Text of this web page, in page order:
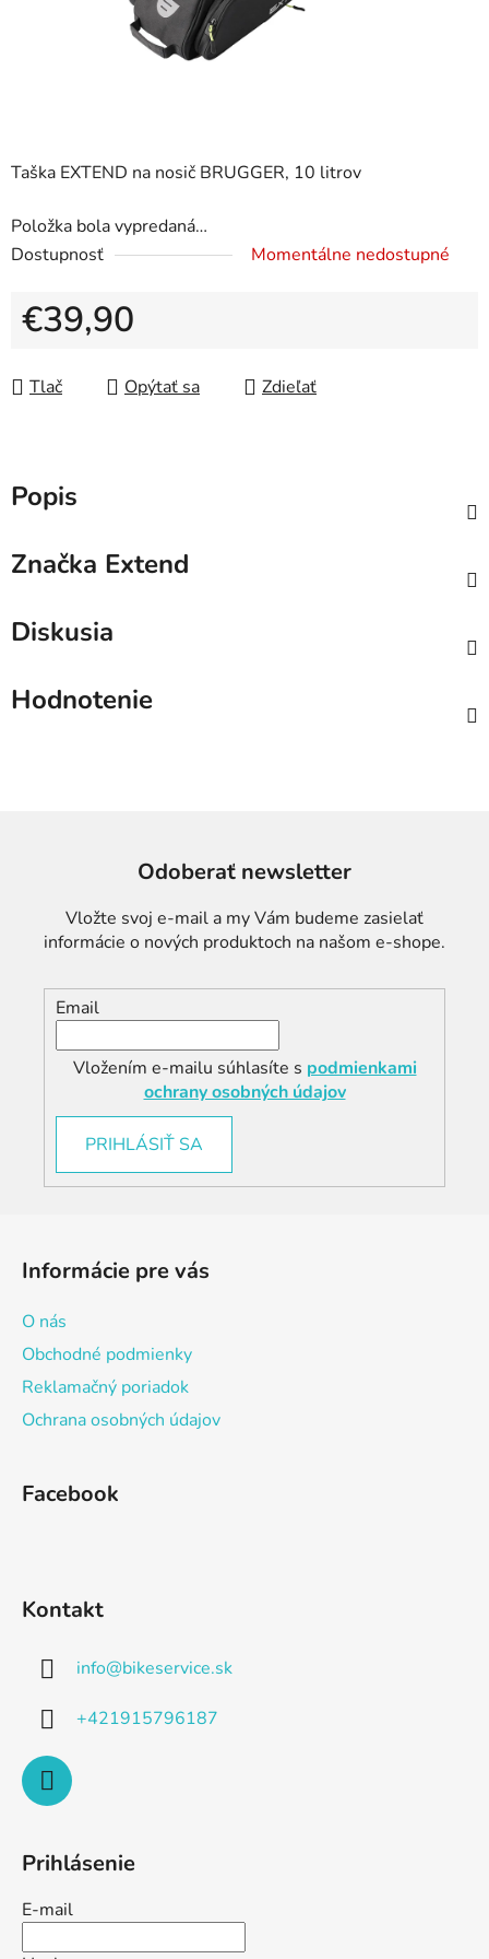
Taška EXTEND na nosič BRUGGER, 10 litrov
Položka bola vypredaná…
Dostupnosť
Momentálne nedostupné
€39,90
Tlač
Opýtať sa Zdieľať
Popis
Značka Extend
Diskusia
Hodnotenie
Odoberať newsletter
Vložte svoj e-mail a my Vám budeme zasielať
informácie o nových produktoch na našom e-shope.
Email
Vložením e-mailu súhlasíte s podmienkami
ochrany osobných údajov
PRIHLÁSIŤ SA
Informácie pre vás
O nás
Obchodné podmienky
Reklamačný poriadok
Ochrana osobných údajov
Facebook
Kontakt
info@bikeservice.sk
+421915796187
Prihlásenie
E-mail